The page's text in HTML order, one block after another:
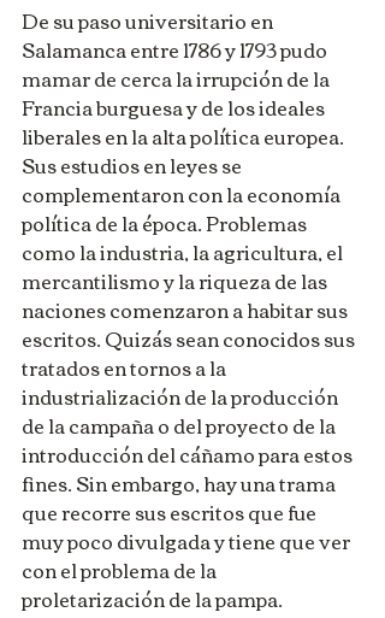
De su paso universitario en
Salamanca entre 1786 y 1793 pudo
mamar de cerca la irrupción de la
Francia burguesa y de los ideales
liberales en la alta política europea.
Sus estudios en leyes se
complementaron con la economía
política de la época. Problemas
como la industria, la agricultura, el
mercantilismo y la riqueza de las
naciones comenzaron a habitar sus
escritos. Quizás sean conocidos sus
tratados en tornos a la
industrialización de la producción
de la campaña o del proyecto de la
introducción del cáñamo para estos
fines. Sin embargo, hay una trama
que recorre sus escritos que fue
muy poco divulgada y tiene que ver
con el problema de la
proletarización de la pampa.